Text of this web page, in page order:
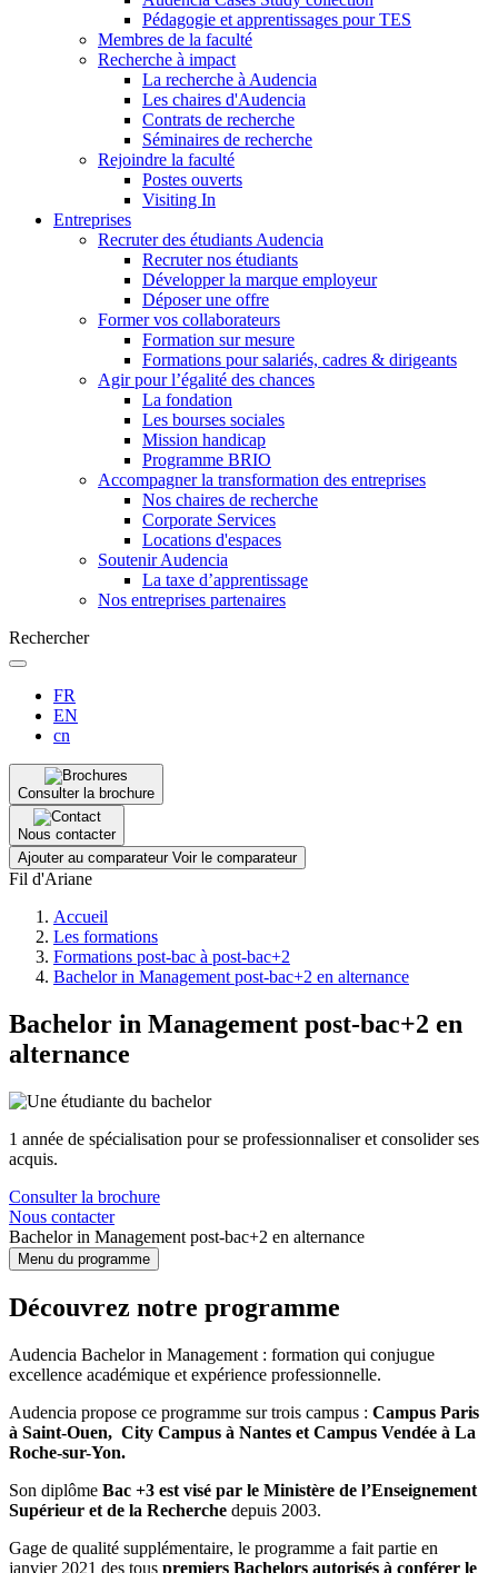
Pédagogie et apprentissages pour TES
Membres de la faculté
Recherche à impact
La recherche à Audencia
Les chaires d'Audencia
Contrats de recherche
Séminaires de recherche
Rejoindre la faculté
Postes ouverts
Visiting In
Entreprises
Recruter des étudiants Audencia
Recruter nos étudiants
Développer la marque employeur
Déposer une offre
Former vos collaborateurs
Formation sur mesure
Formations pour salariés, cadres & dirigeants
Agir pour l’égalité des chances
La fondation
Les bourses sociales
Mission handicap
Programme BRIO
Accompagner la transformation des entreprises
Nos chaires de recherche
Corporate Services
Locations d'espaces
Soutenir Audencia
La taxe d’apprentissage
Nos entreprises partenaires
Rechercher
FR
EN
cn
Consulter la brochure
Nous contacter
Ajouter au comparateur Voir le comparateur
Fil d'Ariane
Accueil
Les formations
Formations post-bac à post-bac+2
Bachelor in Management post-bac+2 en alternance
Bachelor in Management post-bac+2 en
alternance
1 année de spécialisation pour se professionnaliser et consolider ses
acquis.
Consulter la brochure
Nous contacter
Bachelor in Management post-bac+2 en alternance
Menu du programme
Découvrez notre programme
Audencia Bachelor in Management : formation qui conjugue
excellence académique et expérience professionnelle.
Audencia propose ce programme sur trois campus : Campus Paris
à Saint-Ouen, City Campus à Nantes et Campus Vendée à La
Roche-sur-Yon.
Son diplôme Bac +3 est visé par le Ministère de l’Enseignement
Supérieur et de la Recherche depuis 2003.
Gage de qualité supplémentaire, le programme a fait partie en
janvier 2021 des tous premiers Bachelors autorisés à conférer le